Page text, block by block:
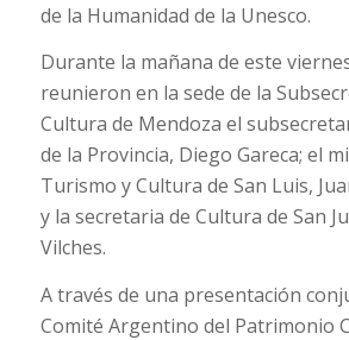
de la Humanidad de la Unesco.
Durante la mañana de este
reunieron en la sede de la
Cultura de Mendoza el
de la Provincia, Diego Gareca; el
Turismo y Cultura de San Luis,
y la secretaria de Cultura de San
Vilches.
A través de una presentación
Comité Argentino del Patrimonio